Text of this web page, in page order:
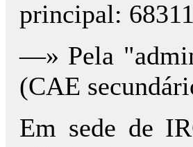
principal:
—» Pela
(CAE
Em sede de